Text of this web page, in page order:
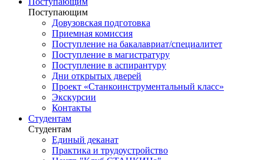
Поступающим
Довузовская подготовка
Приемная комиссия
Поступление на бакалавриат/специалитет
Поступление в магистратуру
Поступление в аспирантуру
Дни открытых дверей
Проект «Станкоинструментальный класс»
Экскурсии
Контакты
Студентам
Студентам
Единый деканат
Практика и трудоустройство